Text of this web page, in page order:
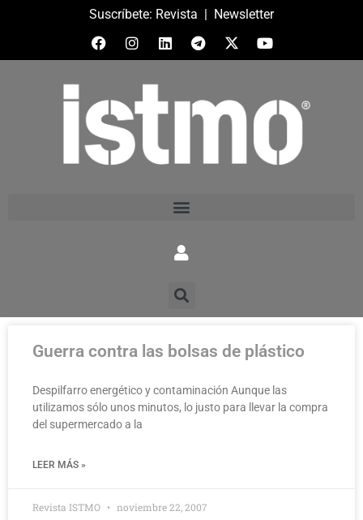
Suscríbete: Revista | Newsletter
Guerra contra las bolsas de plástico
Despilfarro energético y contaminación Aunque las
utilizamos sólo unos minutos, lo justo para llevar la compra
del supermercado a la
LEER MÁS »
Revista ISTMO noviembre 22, 2007